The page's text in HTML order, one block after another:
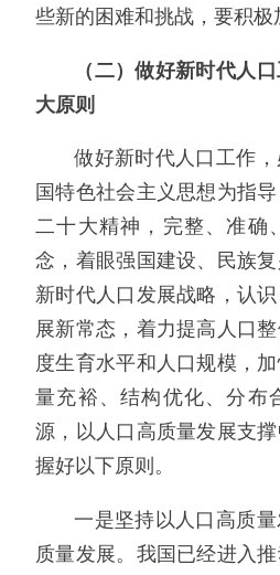
些新的困难和挑战，要积极
（二）做好新时代人
大原则
做好新时代人口工作
国特色社会主义思想为指
二十大精神，完整、准确
念，着眼强国建设、民族
新时代人口发展战略，认
展新常态，着力提高人口
度生育水平和人口规模，
量充裕、结构优化、分布
源，以人口高质量发展支
握好以下原则。
一是坚持以人口高质
质量发展。我国已经进入